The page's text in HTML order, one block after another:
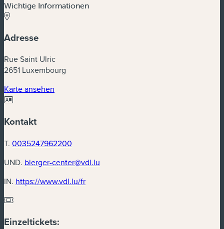
Wichtige Informationen
Adresse
Rue Saint Ulric
2651 Luxembourg
Karte ansehen
Kontakt
T. 0035247962200
UND. bierger-center@vdl.lu
IN. https://www.vdl.lu/fr(neues Fenster)
Einzeltickets: